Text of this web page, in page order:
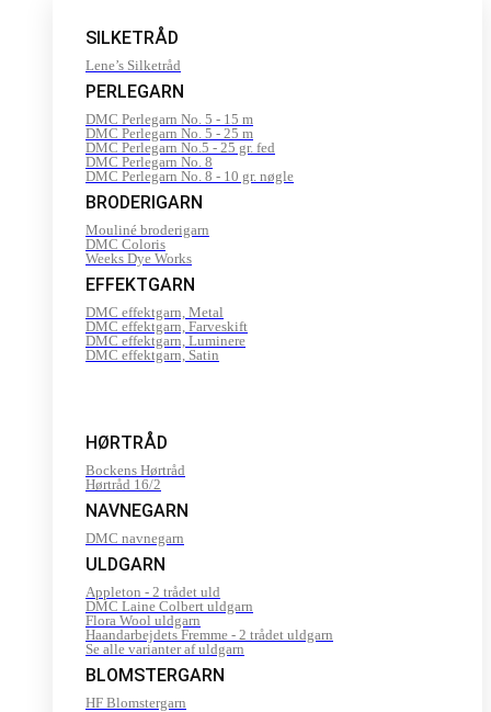
SILKETRÅD
Lene’s Silketråd
PERLEGARN
DMC Perlegarn No. 5 - 15 m
DMC Perlegarn No. 5 - 25 m
DMC Perlegarn No.5 - 25 gr. fed
DMC Perlegarn No. 8
DMC Perlegarn No. 8 - 10 gr. nøgle
BRODERIGARN
Mouliné broderigarn
DMC Coloris
Weeks Dye Works
EFFEKTGARN
DMC effektgarn, Metal
DMC effektgarn, Farveskift
DMC effektgarn, Luminere
DMC effektgarn, Satin
HØRTRÅD
Bockens Hørtråd
Hørtråd 16/2
NAVNEGARN
DMC navnegarn
ULDGARN
Appleton - 2 trådet uld
DMC Laine Colbert uldgarn
Flora Wool uldgarn
Haandarbejdets Fremme - 2 trådet uldgarn
Se alle varianter af uldgarn
BLOMSTERGARN
HF Blomstergarn